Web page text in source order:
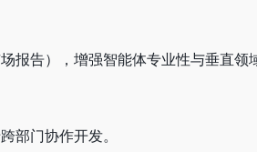
报告），增强智能体专业性与垂直领
部门协作开发。